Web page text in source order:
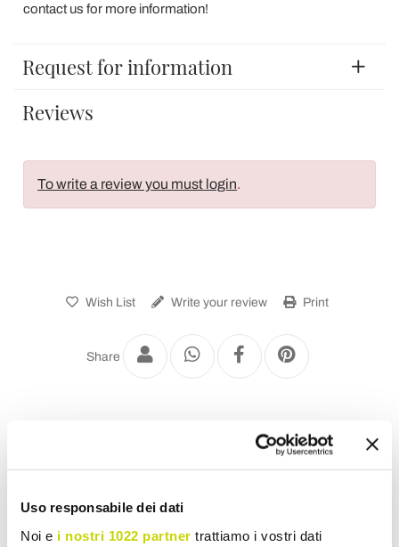
Uso responsabile dei dati
Noi e i nostri 1022 partner trattiamo i vostri dati
contact us for more information!
Request for information
Reviews
To write a review you must login.
Wish List Write your review Print
Share
Metal Garden Chairs